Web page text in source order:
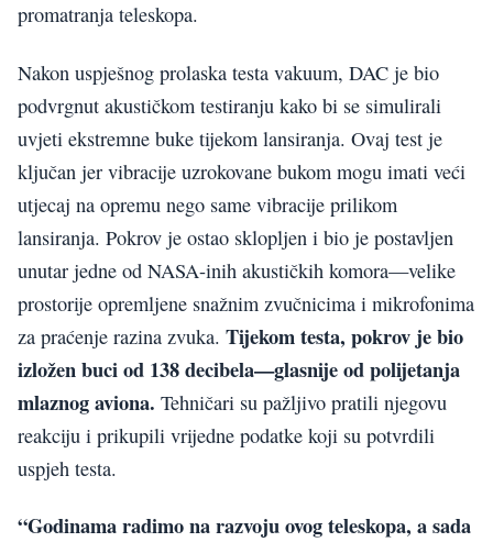
promatranja teleskopa.
Nakon uspješnog prolaska testa vakuum, DAC je bio
podvrgnut akustičkom testiranju kako bi se simulirali
uvjeti ekstremne buke tijekom lansiranja. Ovaj test je
ključan jer vibracije uzrokovane bukom mogu imati veći
utjecaj na opremu nego same vibracije prilikom
lansiranja. Pokrov je ostao sklopljen i bio je postavljen
unutar jedne od NASA-inih akustičkih komora—velike
prostorije opremljene snažnim zvučnicima i mikrofonima
za praćenje razina zvuka. Tijekom testa, pokrov je bio
izložen buci od 138 decibela—glasnije od polijetanja
mlaznog aviona. Tehničari su pažljivo pratili njegovu
reakciju i prikupili vrijedne podatke koji su potvrdili
uspjeh testa.
“Godinama radimo na razvoju ovog teleskopa, a sada